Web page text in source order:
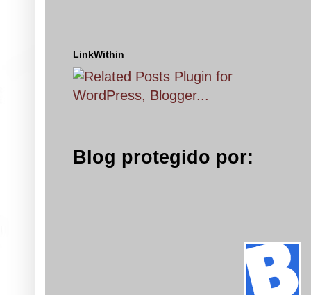
LinkWithin
Blog protegido por: